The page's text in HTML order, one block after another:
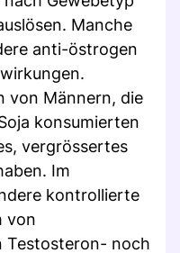
Manche
anti-östrogen
von Männern, die
konsumierten
vergrössertes
Im
kontrollierte
von
Testosteron- noch